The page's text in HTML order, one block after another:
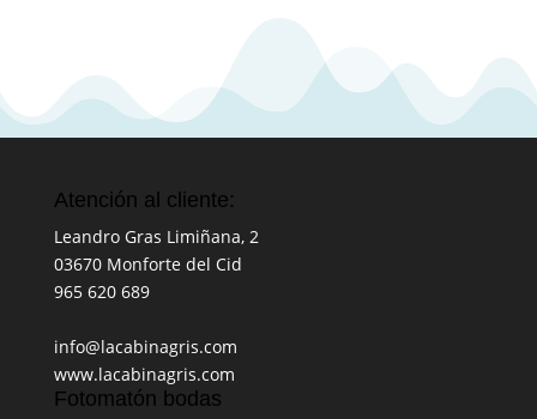
Atención al cliente:
Leandro Gras Limiñana, 2
03670 Monforte del Cid
965 620 689
info@lacabinagris.com
www.lacabinagris.com
Fotomatón bodas